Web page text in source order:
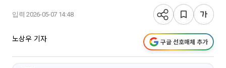
입력 2026-05-07 14:48
노상우 기자 구글 선호매체 추가